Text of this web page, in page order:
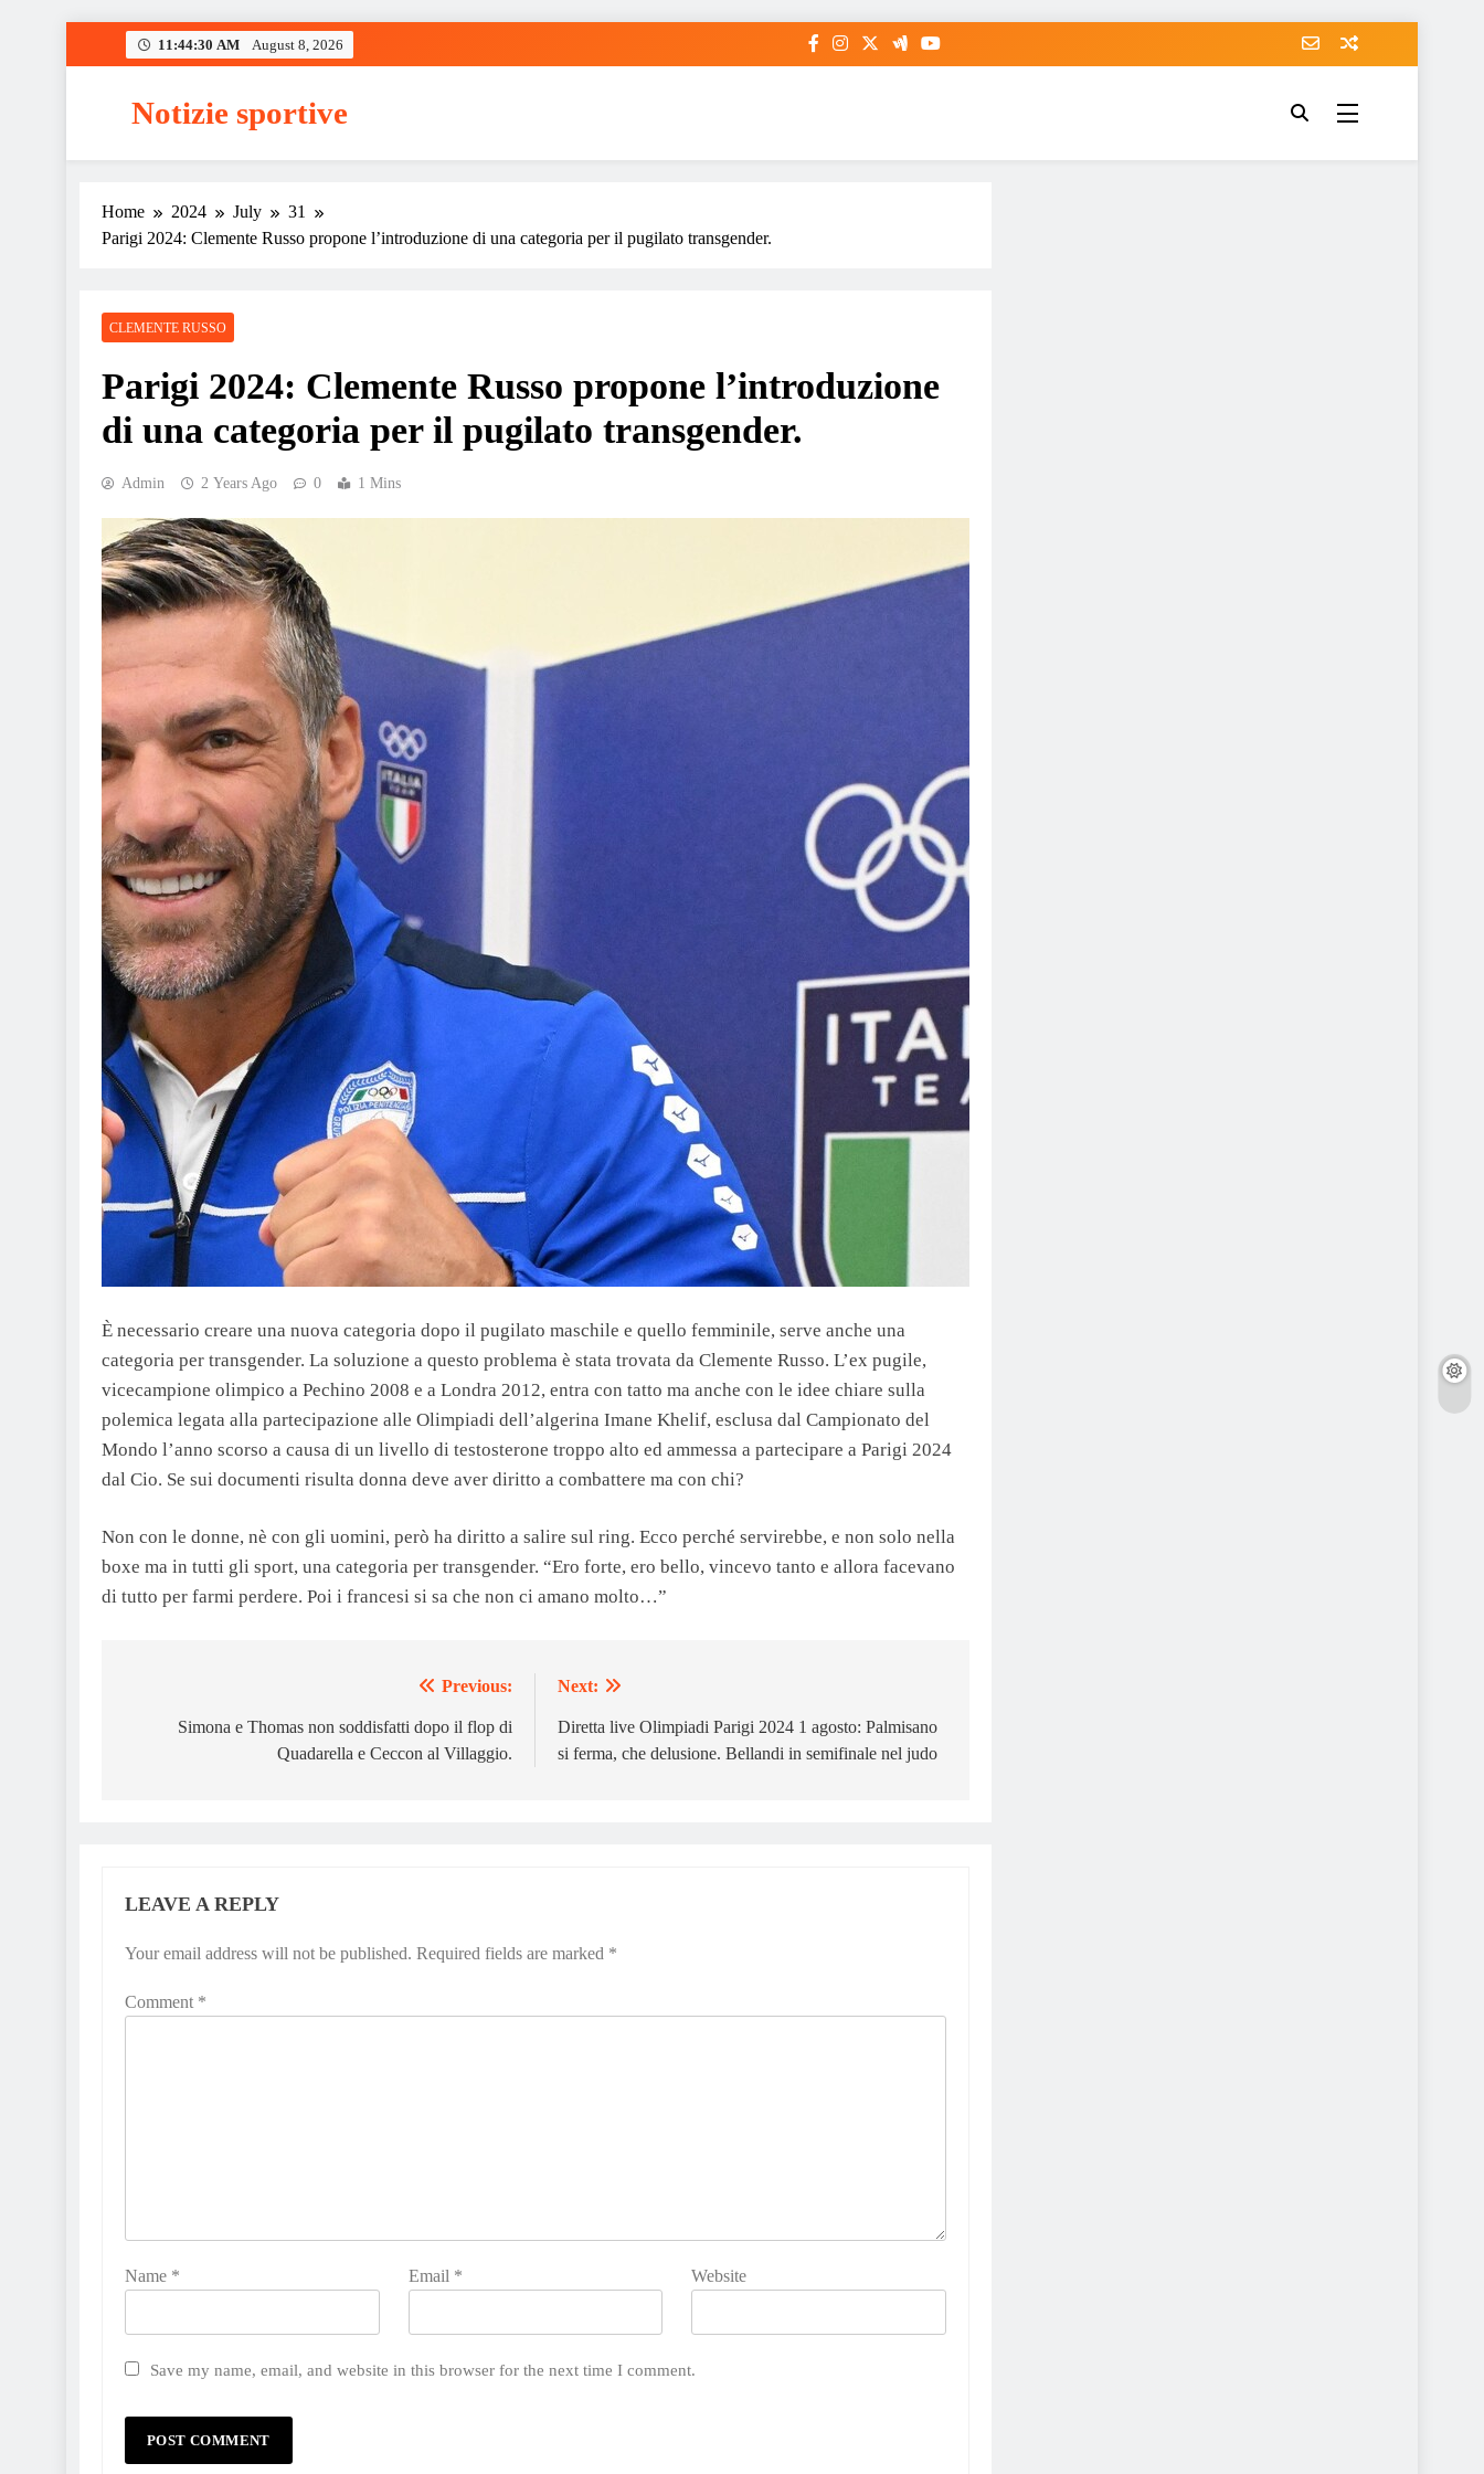
11:44:31 AM August 8, 2026
Notizie sportive
Home 2024 July
31
Parigi 2024: Clemente Russo propone l’introduzione di una categoria per il pugilato transgender.
CLEMENTE RUSSO
Parigi 2024: Clemente Russo propone l’introduzione
di una categoria per il pugilato transgender.
Admin 2 Years Ago 0 1 Mins
È necessario creare una nuova categoria dopo il pugilato maschile e quello femminile, serve anche una
categoria per transgender. La soluzione a questo problema è stata trovata da Clemente Russo. L’ex pugile,
vicecampione olimpico a Pechino 2008 e a Londra 2012, entra con tatto ma anche con le idee chiare sulla
polemica legata alla partecipazione alle Olimpiadi dell’algerina Imane Khelif, esclusa dal Campionato del
Mondo l’anno scorso a causa di un livello di testosterone troppo alto ed ammessa a partecipare a Parigi 2024
dal Cio. Se sui documenti risulta donna deve aver diritto a combattere ma con chi?
Non con le donne, nè con gli uomini, però ha diritto a salire sul ring. Ecco perché servirebbe, e non solo nella
boxe ma in tutti gli sport, una categoria per transgender. “Ero forte, ero bello, vincevo tanto e allora facevano
di tutto per farmi perdere. Poi i francesi si sa che non ci amano molto…”
navigation
Previous:
Simona e Thomas non soddisfatti dopo il flop di
Quadarella e Ceccon al Villaggio.
Next:
Diretta live Olimpiadi Parigi 2024 1 agosto: Palmisano
si ferma, che delusione. Bellandi in semifinale nel judo
LEAVE A REPLY
Your email address will not be published. Required fields are marked *
Comment *
Name * Email * Website
Save my name, email, and website in this browser for the next time I comment.